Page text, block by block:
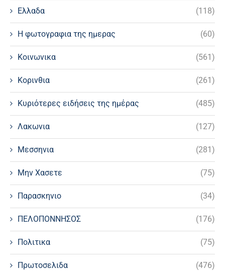
Ελλαδα (118)
Η φωτογραφια της ημερας (60)
Κοινωνικα (561)
Κορινθια (261)
Κυριότερες ειδήσεις της ημέρας (485)
Λακωνια (127)
Μεσσηνια (281)
Μην Χασετε (75)
Παρασκηνιο (34)
ΠΕΛΟΠΟΝΝΗΣΟΣ (176)
Πολιτικα (75)
Πρωτοσελιδα (476)